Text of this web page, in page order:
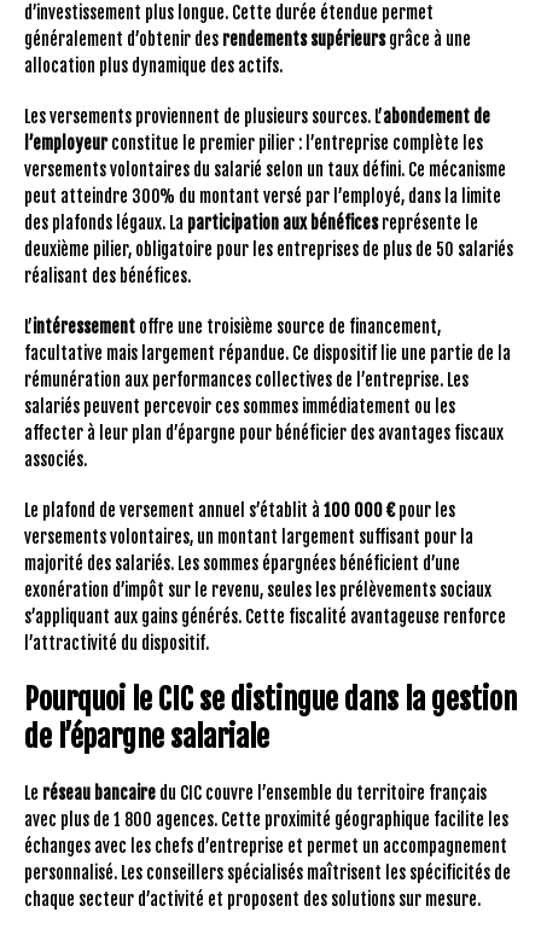
d’investissement plus longue. Cette durée étendue permet
généralement d’obtenir des rendements supérieursgrâce à une
allocation plus dynamique des actifs.
Les versements proviennent de plusieurs sources. L’abondement de
l’employeurconstitue le premier pilier : l’entreprise complète les
versements volontaires du salarié selon un taux défini. Ce mécanisme
peut atteindre 300% du montant versé par l’employé, dans la limite
des plafonds légaux. La participation aux bénéficesreprésente le
deuxième pilier, obligatoire pour les entreprises de plus de 50 salariés
réalisant des bénéfices.
L’intéressement offre une troisième source de financement,
facultative mais largement répandue. Ce dispositif lie une partie de la
rémunération aux performances collectives de l’entreprise. Les
salariés peuvent percevoir ces sommes immédiatement ou les
affecter à leur plan d’épargne pour bénéficier des avantages fiscaux
associés.
Le plafond de versement annuel s’établit à 100 000 €pour les
versements volontaires, un montant largement suffisant pour la
majorité des salariés. Les sommes épargnées bénéficient d’une
exonération d’impôt sur le revenu, seules les prélèvements sociaux
s’appliquant aux gains générés. Cette fiscalité avantageuse renforce
l’attractivité du dispositif.
Pourquoi le CIC se distingue dans la gestion
de l’épargne salariale
Le réseau bancaire du CIC couvre l’ensemble du territoire français
avec plus de 1 800 agences. Cette proximité géographique facilite les
échanges avec les chefs d’entreprise et permet un accompagnement
personnalisé. Les conseillers spécialisés maîtrisent les spécificités de
chaque secteur d’activité et proposent des solutions sur mesure.